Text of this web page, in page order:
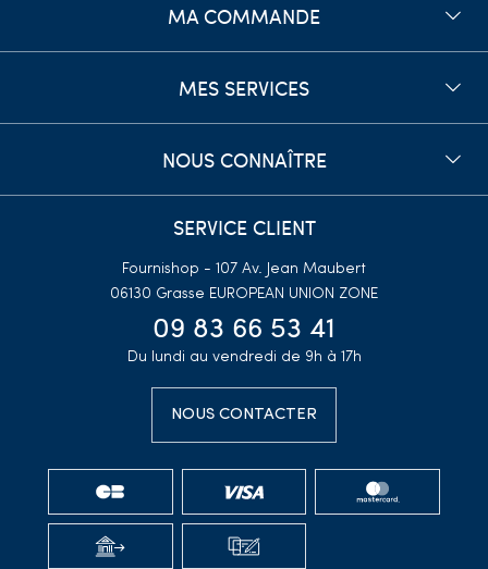
MA COMMANDE
MES SERVICES
NOUS CONNAÎTRE
SERVICE CLIENT
Fournishop - 107 Av. Jean Maubert
06130 Grasse EUROPEAN UNION ZONE
09 83 66 53 41
Du lundi au vendredi de 9h à 17h
NOUS CONTACTER